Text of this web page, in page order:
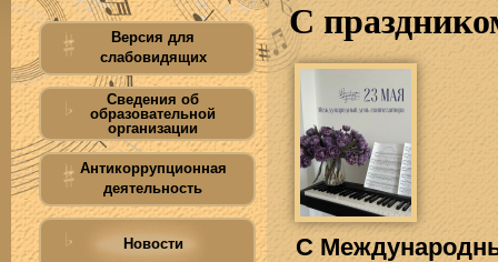
Версия для
слабовидящих
Сведения об
образовательной
организации
Антикоррупционная
деятельность
Новости
С
С